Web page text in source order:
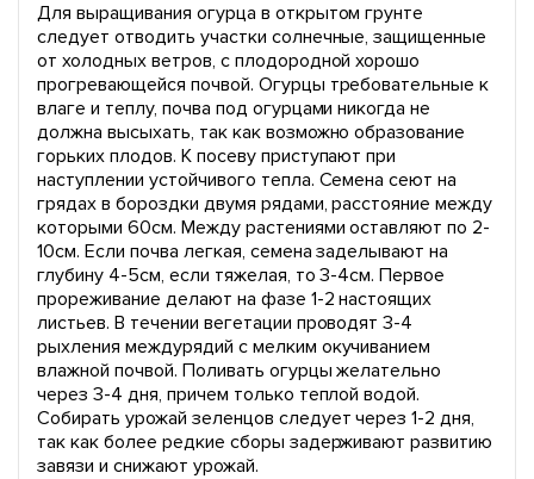
Для выращивания огурца в открытом грунте
следует отводить участки солнечные, защищенные
от холодных ветров, с плодородной хорошо
прогревающейся почвой. Огурцы требовательные к
влаге и теплу, почва под огурцами никогда не
должна высыхать, так как возможно образование
горьких плодов. К посеву приступают при
наступлении устойчивого тепла. Семена сеют на
грядах в бороздки двумя рядами, расстояние между
которыми 60см. Между растениями оставляют по 2-
10см. Если почва легкая, семена заделывают на
глубину 4-5см, если тяжелая, то 3-4см. Первое
прореживание делают на фазе 1-2 настоящих
листьев. В течении вегетации проводят 3-4
рыхления междурядий с мелким окучиванием
влажной почвой. Поливать огурцы желательно
через 3-4 дня, причем только теплой водой.
Собирать урожай зеленцов следует через 1-2 дня,
так как более редкие сборы задерживают развитию
завязи и снижают урожай.